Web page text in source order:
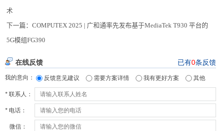
术
下一篇：COMPUTEX 2025 | 广和通率先发布基于MediaTek T930 平台的
5G模组FG390